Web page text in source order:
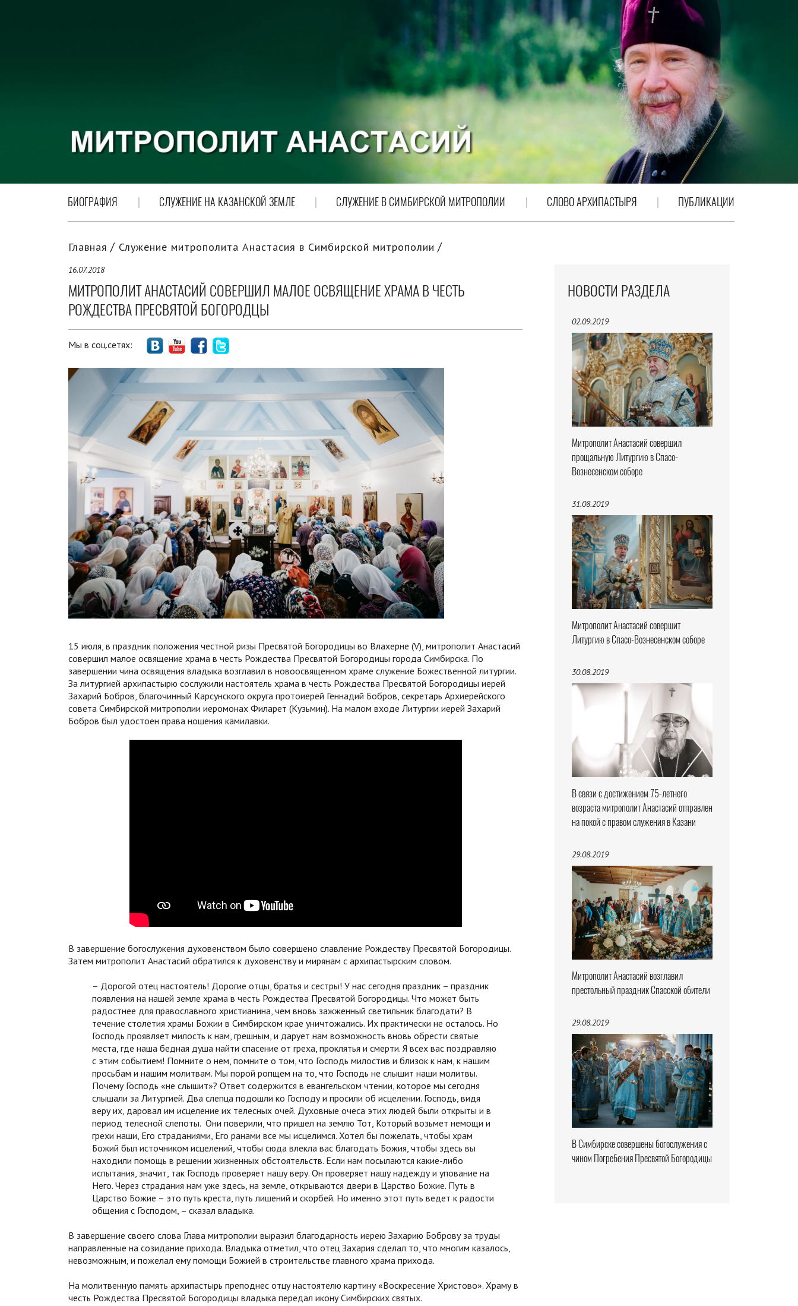
БИОГРАФИЯ СЛУЖЕНИЕ НА КАЗАНСКОЙ ЗЕМЛЕ СЛУЖЕНИЕ В СИМБИРСКОЙ МИТРОПОЛИИ СЛОВО АРХИПАСТЫРЯ ПУБЛИКАЦИИ
НОВОСТИ РАЗДЕЛА
02.09.2019
Митрополит Анастасий совершил
прощальную Литургию в Спасо-
Вознесенском соборе
31.08.2019
Митрополит Анастасий совершит
Литургию в Спасо-Вознесенском соборе
30.08.2019
В связи с достижением 75-летнего
возраста митрополит Анастасий отправлен
на покой с правом служения в Казани
29.08.2019
Митрополит Анастасий возглавил
престольный праздник Спасской обители
29.08.2019
В Симбирске совершены богослужения с
чином Погребения Пресвятой Богородицы
Главная Служение митрополита Анастасия в Симбирской митрополии
16.07.2018
МИТРОПОЛИТ АНАСТАСИЙ СОВЕРШИЛ МАЛОЕ ОСВЯЩЕНИЕ ХРАМА В ЧЕСТЬ
РОЖДЕСТВА ПРЕСВЯТОЙ БОГОРОДЦЫ
Мы в соц.сетях:
15 июля, в праздник положения честной ризы Пресвятой Богородицы во Влахерне (V), митрополит Анастасий
совершил малое освящение храма в честь Рождества Пресвятой Богородицы города Симбирска. По
завершении чина освящения владыка возглавил в новоосвященном храме служение Божественной литургии.
За литургией архипастырю сослужили настоятель храма в честь Рождества Пресвятой Богородицы иерей
Захарий Бобров, благочинный Карсунского округа протоиерей Геннадий Бобров, секретарь Архиерейского
совета Симбирской митрополии иеромонах Филарет (Кузьмин). На малом входе Литургии иерей Захарий
Бобров был удостоен права ношения камилавки.
В завершение богослужения духовенством было совершено славление Рождеству Пресвятой Богородицы.
Затем митрополит Анастасий обратился к духовенству и мирянам с архипастырским словом.
– Дорогой отец настоятель! Дорогие отцы, братья и сестры! У нас сегодня праздник – праздник
появления на нашей земле храма в честь Рождества Пресвятой Богородицы. Что может быть
радостнее для православного христианина, чем вновь зажженный светильник благодати? В
течение столетия храмы Божии в Симбирском крае уничтожались. Их практически не осталось. Но
Господь проявляет милость к нам, грешным, и дарует нам возможность вновь обрести святые
места, где наша бедная душа найти спасение от греха, проклятья и смерти. Я всех вас поздравляю
с этим событием! Помните о нем, помните о том, что Господь милостив и близок к нам, к нашим
просьбам и нашим молитвам. Мы порой ропщем на то, что Господь не слышит наши молитвы.
Почему Господь «не слышит»? Ответ содержится в евангельском чтении, которое мы сегодня
слышали за Литургией. Два слепца подошли ко Господу и просили об исцелении. Господь, видя
веру их, даровал им исцеление их телесных очей. Духовные очеса этих людей были открыты и в
период телесной слепоты. Они поверили, что пришел на землю Тот, Который возьмет немощи и
грехи наши, Его страданиями, Его ранами все мы исцелимся. Хотел бы пожелать, чтобы храм
Божий был источником исцелений, чтобы сюда влекла вас благодать Божия, чтобы здесь вы
находили помощь в решении жизненных обстоятельств. Если нам посылаются какие-либо
испытания, значит, так Господь проверяет нашу веру. Он проверяет нашу надежду и упование на
Него. Через страдания нам уже здесь, на земле, открываются двери в Царство Божие. Путь в
Царство Божие – это путь креста, путь лишений и скорбей. Но именно этот путь ведет к радости
общения с Господом, – сказал владыка.
В завершение своего слова Глава митрополии выразил благодарность иерею Захарию Боброву за труды
направленные на созидание прихода. Владыка отметил, что отец Захария сделал то, что многим казалось,
невозможным, и пожелал ему помощи Божией в строительстве главного храма прихода.
На молитвенную память архипастырь преподнес отцу настоятелю картину «Воскресение Христово». Храму в
честь Рождества Пресвятой Богородицы владыка передал икону Симбирских святых.